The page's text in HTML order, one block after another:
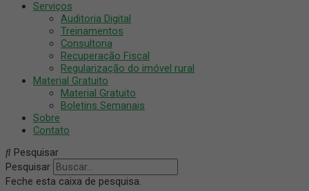
Serviços
Auditoria Digital
Treinamentos
Consultoria
Recuperação Fiscal
Regularização do imóvel rural
Material Gratuito
Material Gratuito
Boletins Semanais
Sobre
Contato
Pesquisar
Pesquisar
Feche esta caixa de pesquisa.